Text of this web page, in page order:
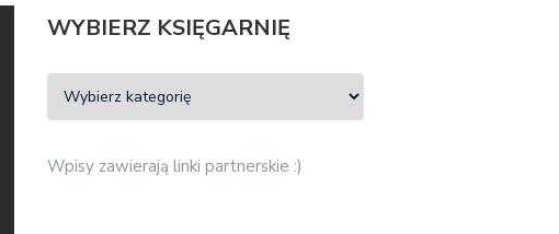
WYBIERZ KSIĘGARNIĘ
Wpisy zawierają linki partnerskie :)